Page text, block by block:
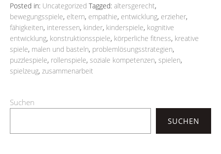
Posted in: Uncategorized Tagged: altersgerecht,
bewegungsspiele, eltern, empathie, entwicklung, erzieher,
fähigkeiten, interessen, kinder, kinderspiele, kognitive
entwicklung, konstruktionsspiele, körperliche fitness, kreative
spiele, malen und basteln, problemlösungsstrategien,
puzzlespiele, rollenspiele, soziale kompetenzen, spielen,
spielzeug, zusammenarbeit
Suchen
SUCHEN